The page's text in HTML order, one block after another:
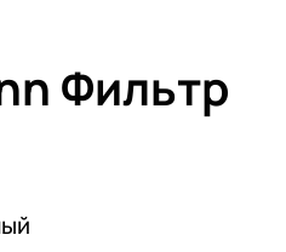
Фильтр